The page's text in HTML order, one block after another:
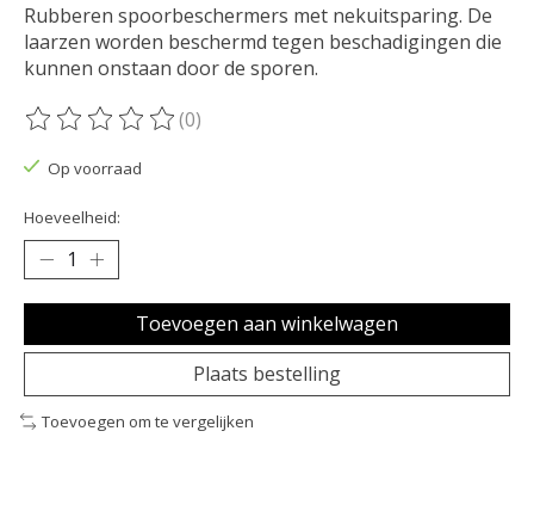
Rubberen spoorbeschermers met nekuitsparing. De
laarzen worden beschermd tegen beschadigingen die
kunnen onstaan door de sporen.
De beoordeling van dit product is
(0)
Op voorraad
Hoeveelheid:
Toevoegen aan winkelwagen
Plaats bestelling
Toevoegen om te vergelijken